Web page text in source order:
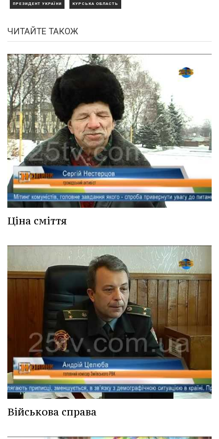
ПРЕЗИДЕНТ УКРАЇНИ КУРСЬКА ОБЛАСТЬ
ЧИТАЙТЕ ТАКОЖ
Ціна сміття
Військова справа